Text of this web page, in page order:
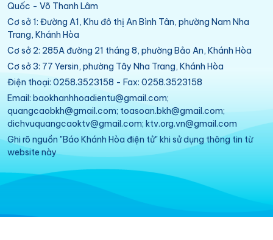
Quốc - Võ Thanh Lâm
Cơ sở 1: Đường A1, Khu đô thị An Bình Tân, phường Nam Nha
Trang, Khánh Hòa
Cơ sở 2: 285A đường 21 tháng 8, phường Bảo An, Khánh Hòa
Cơ sở 3: 77 Yersin, phường Tây Nha Trang, Khánh Hòa
Điện thoại: 0258.3523158 - Fax: 0258.3523158
Email: baokhanhhoadientu@gmail.com;
quangcaobkh@gmail.com; toasoan.bkh@gmail.com;
dichvuquangcaoktv@gmail.com; ktv.org.vn@gmail.com
Ghi rõ nguồn "Báo Khánh Hòa điện tử" khi sử dụng thông tin từ
website này